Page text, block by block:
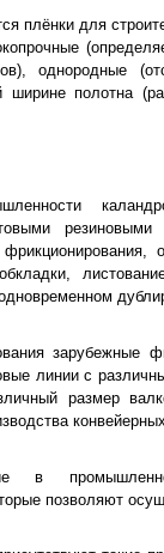
плёнки для
однородные
ширине полотна
резиновыми
зарубежные
линии с
размер
в
позволяют